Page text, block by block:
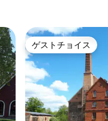
ゲストチョイス
ゲストチョイス